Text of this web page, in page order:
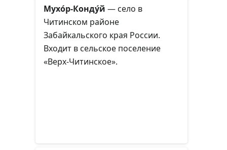
Мухо́р-Конду́й — село в
Читинском районе
Забайкальского края России.
Входит в сельское поселение
«Верх-Читинское».